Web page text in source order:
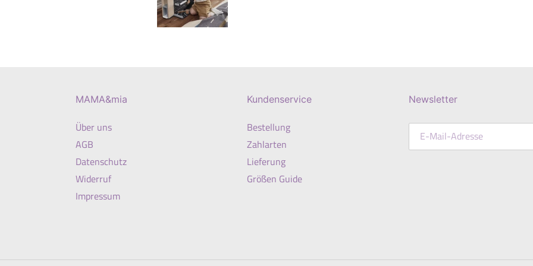
MAMA&mia
Über uns
AGB
Datenschutz
Widerruf
Impressum
Kundenservice
Bestellung
Zahlarten
Lieferung
Größen Guide
Newsletter